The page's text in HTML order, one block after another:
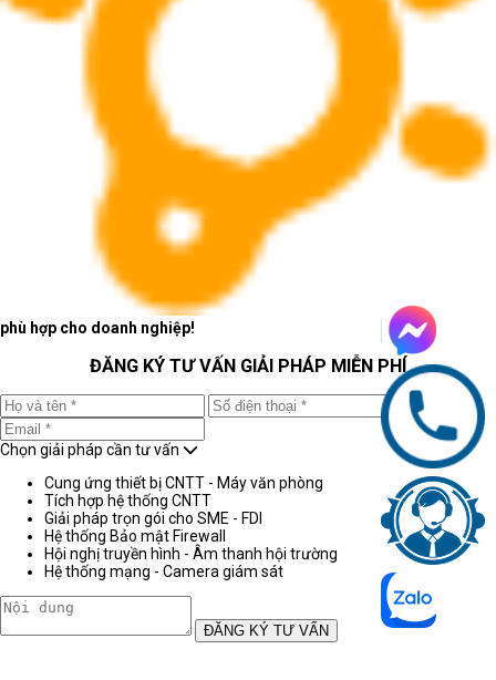
phù hợp cho doanh nghiệp!
ĐĂNG KÝ TƯ VẤN GIẢI PHÁP MIỄN PHÍ
Chọn giải pháp cần tư vấn
Cung ứng thiết bị CNTT - Máy văn phòng
Tích hợp hệ thống CNTT
Giải pháp trọn gói cho SME - FDI
Hệ thống Bảo mật Firewall
Hội nghị truyền hình - Âm thanh hội trường
Hệ thống mạng - Camera giám sát
ĐĂNG KÝ TƯ VẤN